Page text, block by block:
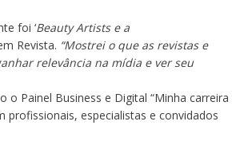
foi ‘Beauty Artists e a
Revista. “Mostrei o que as revistas e
relevância na mídia e ver seu
Painel Business e Digital “Minha carreira
profissionais, especialistas e convidados